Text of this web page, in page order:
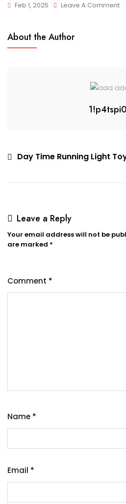
Feb 1, 2025 Leave A Comment
About the Author
Day Time Running Light
Leave a Reply
Your email address will not be
are marked *
Comment *
Name *
Email *